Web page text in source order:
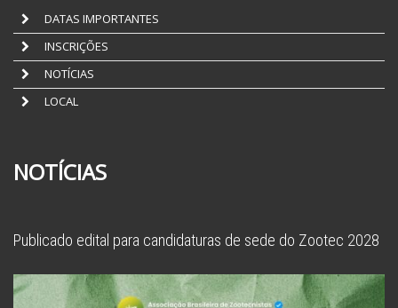
DATAS IMPORTANTES
INSCRIÇÕES
NOTÍCIAS
LOCAL
NOTÍCIAS
Publicado edital para candidaturas de sede do Zootec 2028